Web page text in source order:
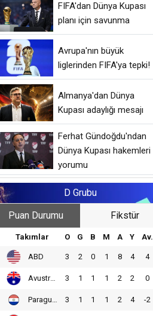
FIFA'dan Dünya Kupası
planı için savunma
Avrupa'nın büyük
liglerinden FIFA'ya tepki!
Almanya'dan Dünya
Kupası adaylığı mesajı
Ferhat Gündoğdu'ndan
Dünya Kupası hakemleri
yorumu
D Grubu
Puan Durumu
Fikstür
Takımlar O G B M A Y Av.
ABD 3 2 0 1 8 4 4
Avustralya 3 1 1 1 2 2 0
Paraguay 3 1 1 1 2 4 -2